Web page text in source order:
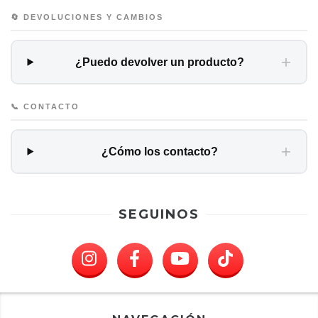
🔄 DEVOLUCIONES Y CAMBIOS
¿Puedo devolver un producto? +
📞 CONTACTO
¿Cómo los contacto? +
SEGUINOS